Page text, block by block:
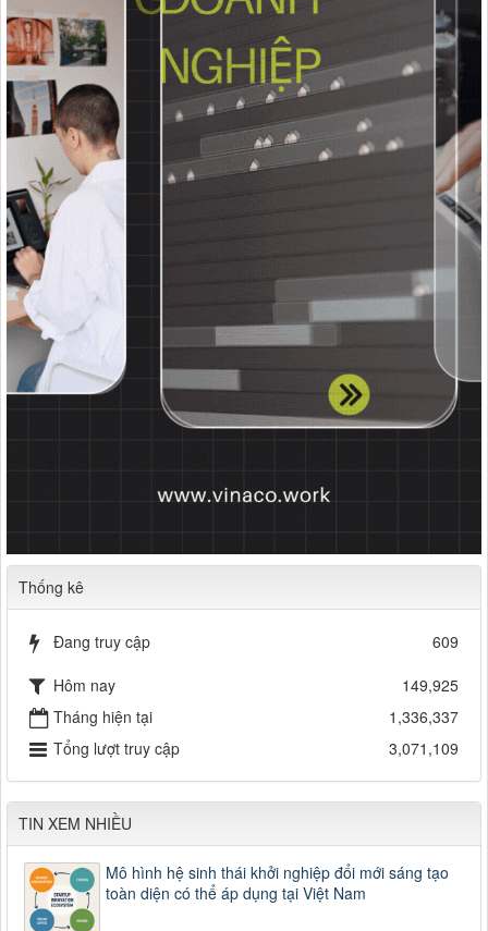
Thống kê
Đang truy cập
609
Hôm nay
149,925
Tháng hiện tại
1,336,337
Tổng lượt truy cập
3,071,109
TIN XEM NHIỀU
Mô hình hệ sinh thái khởi nghiệp đổi mới sáng tạo
toàn diện có thể áp dụng tại Việt Nam